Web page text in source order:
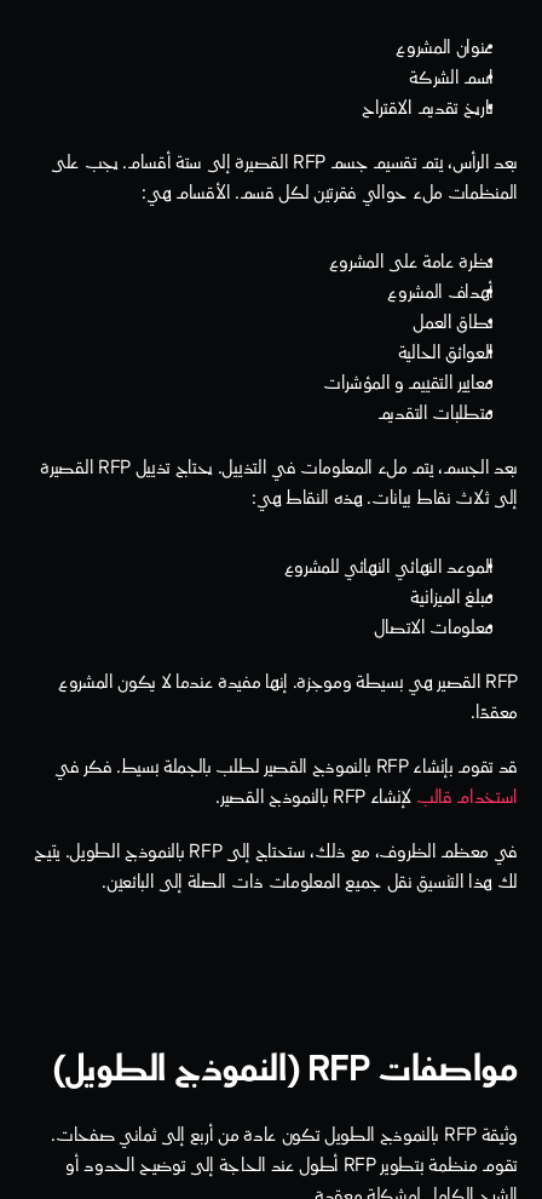
عنوان المشروع
اسم الشركة
تاريخ تقديم الاقتراح
المنظمات ملء حوالي فقرتين لكل قسم. الأقسام هي:
نظرة عامة على المشروع
أهداف المشروع
نطاق العمل
العوائق الحالية
معايير التقييم و المؤشرات
متطلبات التقديم
بعد الجسم، يتم ملء المعلومات في التذييل. يحتاج تذييل RFP القصيرة
إلى ثلاث نقاط بيانات. هذه النقاط هي:
الموعد النهائي النهائي للمشروع
مبلغ الميزانية
معلومات الاتصال
معقدًا.
قد تقوم بإنشاء RFP بالنموذج القصير لطلب بالجملة بسيط. فكر في
استخدام قالب لإنشاء RFP بالنموذج القصير.
في معظم الظروف، مع ذلك، ستحتاج إلى RFP بالنموذج الطويل. يتيح
لك هذا التنسيق نقل جميع المعلومات ذات الصلة إلى البائعين.
مواصفات RFP (النموذج الطويل)